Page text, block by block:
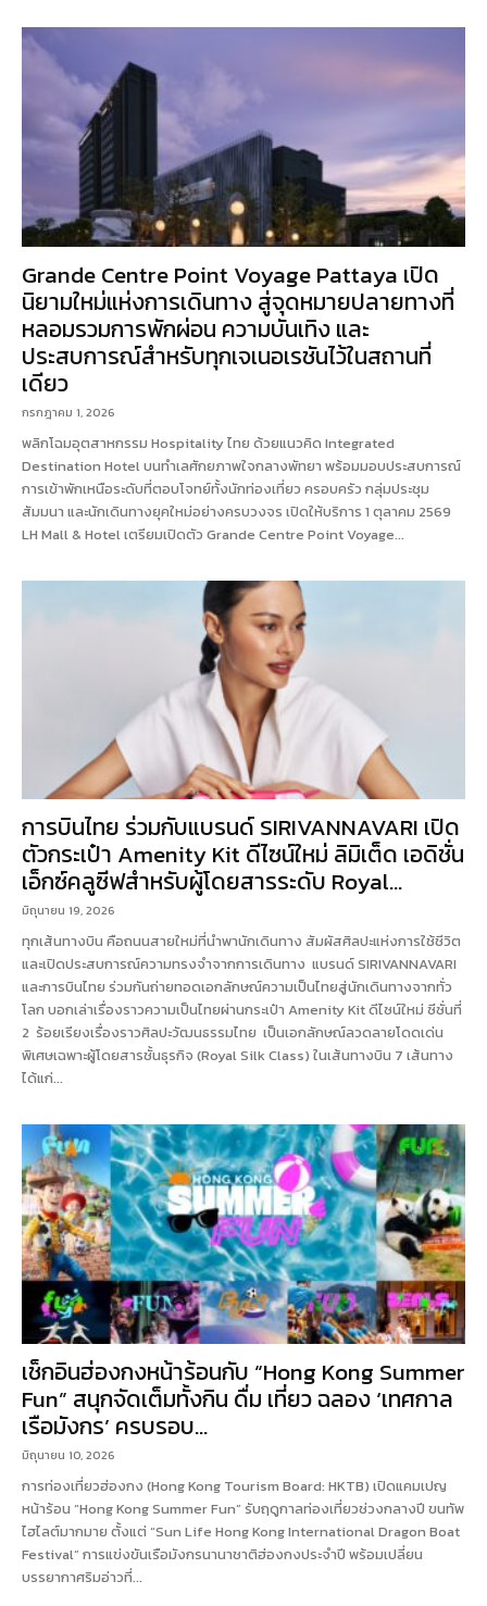
Grande Centre Point Voyage Pattaya เปิด
นิยามใหม่แห่งการเดินทาง สู่จุดหมายปลายทางที่
หลอมรวมการพักผ่อน ความบันเทิง และ
ประสบการณ์สำหรับทุกเจเนอเรชันไว้ในสถานที่
เดียว
กรกฎาคม 1, 2026
พลิกโฉมอุตสาหกรรม Hospitality ไทย ด้วยแนวคิด Integrated
Destination Hotel บนทำเลศักยภาพใจกลางพัทยา พร้อมมอบประสบการณ์
การเข้าพักเหนือระดับที่ตอบโจทย์ทั้งนักท่องเที่ยว ครอบครัว กลุ่มประชุม
สัมมนา และนักเดินทางยุคใหม่อย่างครบวงจร เปิดให้บริการ 1 ตุลาคม 2569
LH Mall & Hotel เตรียมเปิดตัว Grande Centre Point Voyage...
การบินไทย ร่วมกับแบรนด์ SIRIVANNAVARI เปิด
ตัวกระเป๋า Amenity Kit ดีไซน์ใหม่ ลิมิเต็ด เอดิชั่น
เอ็กซ์คลูซีฟสำหรับผู้โดยสารระดับ Royal...
มิถุนายน 19, 2026
ทุกเส้นทางบิน คือถนนสายใหม่ที่นำพานักเดินทาง สัมผัสศิลปะแห่งการใช้ชีวิต
และเปิดประสบการณ์ความทรงจำจากการเดินทาง แบรนด์ SIRIVANNAVARI
และการบินไทย ร่วมกันถ่ายทอดเอกลักษณ์ความเป็นไทยสู่นักเดินทางจากทั่ว
โลก บอกเล่าเรื่องราวความเป็นไทยผ่านกระเป๋า Amenity Kit ดีไซน์ใหม่ ซีซั่นที่
2 ร้อยเรียงเรื่องราวศิลปะวัฒนธรรมไทย เป็นเอกลักษณ์ลวดลายโดดเด่น
พิเศษเฉพาะผู้โดยสารชั้นธุรกิจ (Royal Silk Class) ในเส้นทางบิน 7 เส้นทาง
ได้แก่...
เช็กอินฮ่องกงหน้าร้อนกับ “Hong Kong Summer
Fun” สนุกจัดเต็มทั้งกิน ดื่ม เที่ยว ฉลอง ‘เทศกาล
เรือมังกร’ ครบรอบ...
มิถุนายน 10, 2026
การท่องเที่ยวฮ่องกง (Hong Kong Tourism Board: HKTB) เปิดแคมเปญ
หน้าร้อน “Hong Kong Summer Fun” รับฤดูกาลท่องเที่ยวช่วงกลางปี ขนทัพ
ไฮไลต์มากมาย ตั้งแต่ “Sun Life Hong Kong International Dragon Boat
Festival” การแข่งขันเรือมังกรนานาชาติฮ่องกงประจำปี พร้อมเปลี่ยน
บรรยากาศริมอ่าวที่...